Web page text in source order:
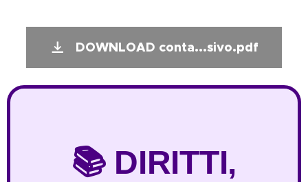
DOWNLOAD conta...sivo.pdf
📚 DIRITTI,